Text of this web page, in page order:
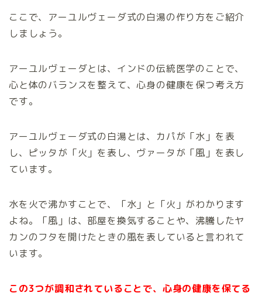
ここで、アーユルヴェーダ式の白湯の作り方をご紹介
しましょう。
アーユルヴェーダとは、インドの伝統医学のことで、
心と体のバランスを整えて、心身の健康を保つ考え方
です。
アーユルヴェーダ式の白湯とは、カパが「水」を表
し、ピッタが「火」を表し、ヴァータが「風」を表し
ています。
水を火で沸かすことで、「水」と「火」がわかります
よね。「風」は、部屋を換気することや、沸騰したヤ
カンのフタを開けたときの風を表していると言われて
います。
この3つが調和されていることで、心身の健康を保てる